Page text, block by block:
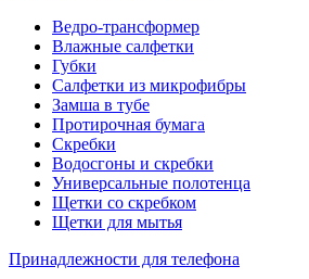
Ведро-трансформер
Влажные салфетки
Губки
Салфетки из микрофибры
Замша в тубе
Протирочная бумага
Скребки
Водосгоны и скребки
Универсальные полотенца
Щетки со скребком
Щетки для мытья
Принадлежности для телефона